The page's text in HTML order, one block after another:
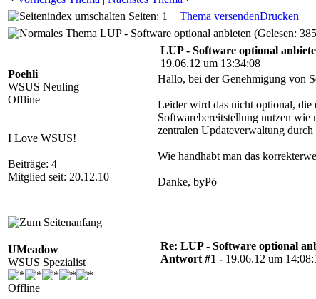
Seiten: 1
Thema versendenDrucken
LUP - Software optional anbieten (Gelesen:
Poehli
WSUS Neuling
Offline
I Love WSUS!
Beiträge: 4
Mitglied seit: 20.12.10
LUP - Software optional
19.06.12 um 13:34:08
Hallo, bei der Genehmigung von
Leider wird das nicht optional, die
Softwarebereitstellung nutzen wie
zentralen Updateverwaltung
Wie handhabt man das
Danke, byPö
UMeadow
WSUS Spezialist
Offline
Re: LUP - Software optional
Antwort #1 - 19.06.12 um